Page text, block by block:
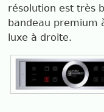
résolution est très
bandeau premium
luxe à droite.